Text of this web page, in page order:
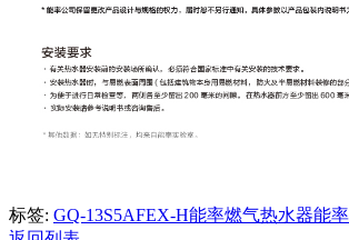
标签: GQ-13S5AFEX-H能率燃气热水器能